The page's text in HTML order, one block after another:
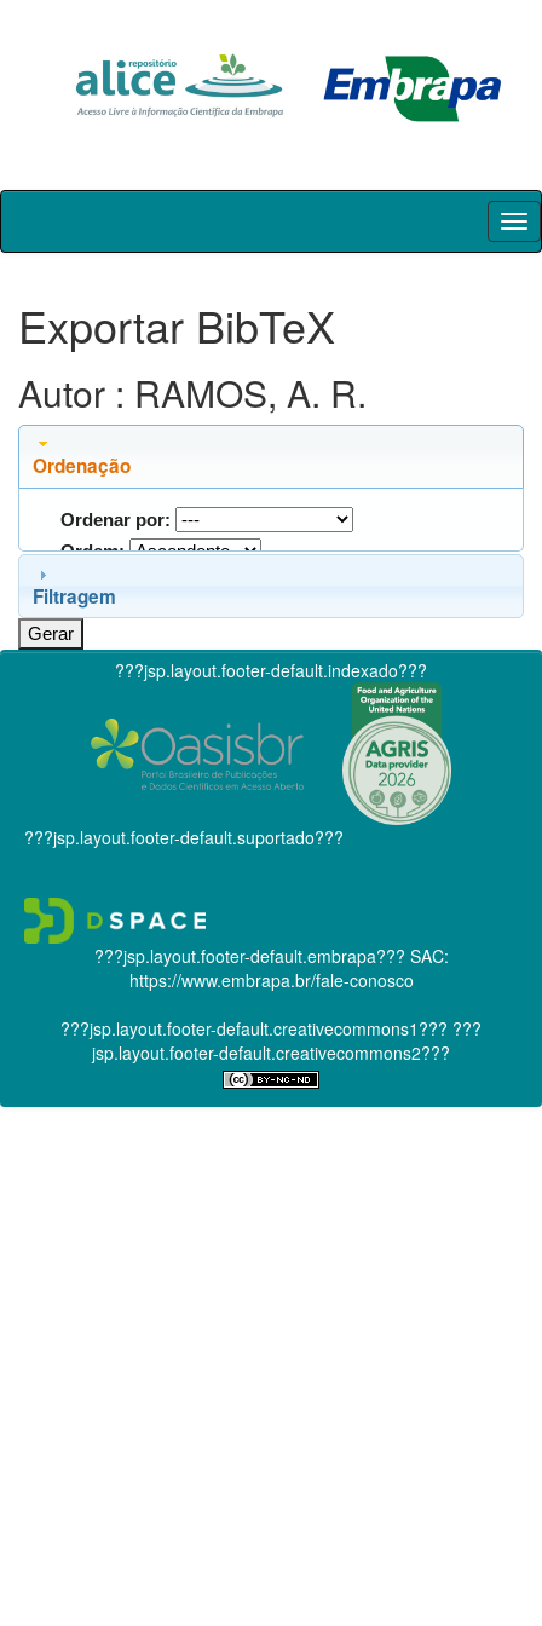
Skip
Exportar BibTeX
Autor : RAMOS, A. R.
Ordenação
Ordenar por:
Ordem:
Filtragem
???jsp.layout.footer-default.indexado???
???jsp.layout.footer-default.suportado???
???jsp.layout.footer-default.embrapa??? SAC:
https://www.embrapa.br/fale-conosco
???jsp.layout.footer-default.creativecommons1??? ???
jsp.layout.footer-default.creativecommons2???